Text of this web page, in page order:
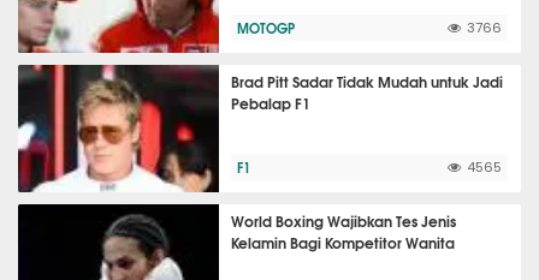
MOTOGP 3766
Brad Pitt Sadar Tidak Mudah untuk Jadi
Pebalap F1
F1 4565
World Boxing Wajibkan Tes Jenis
Kelamin Bagi Kompetitor Wanita